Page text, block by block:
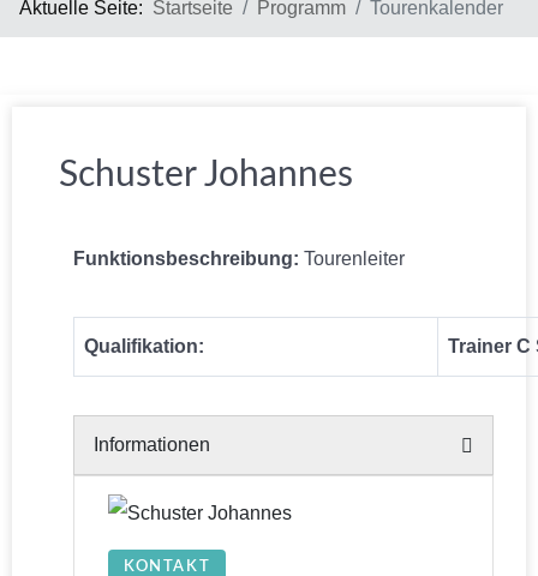
Aktuelle Seite: Startseite Programm Tourenkalender
Schuster Johannes
Funktionsbeschreibung: Tourenleiter
Qualifikation: Trainer
Informationen
KONTAKT